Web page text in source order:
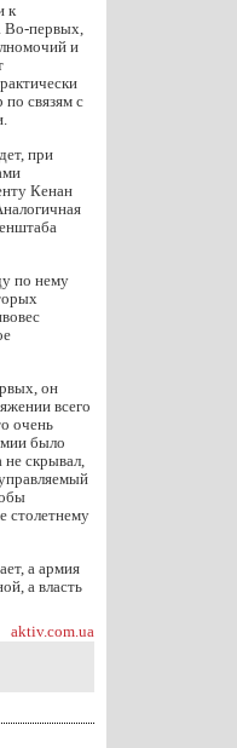
к
Во-первых,
и
по связям с
при
Кенан
по нему
он
всего
очень
было
не скрывал,
столетнему
а армия
а власть
aktiv.com.ua